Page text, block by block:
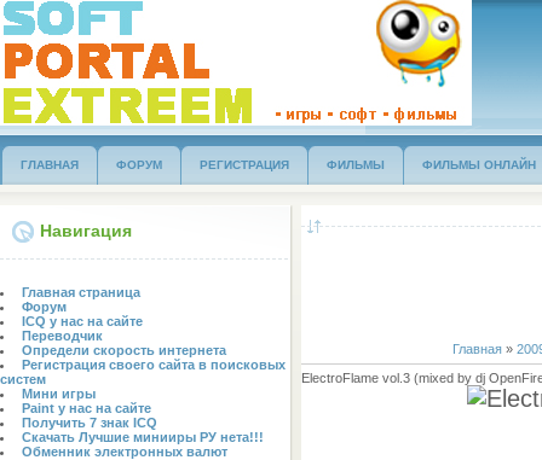
ГЛАВНАЯ ФОРУМ РЕГИСТРАЦИЯ ФИЛЬМЫ ФИЛЬМЫ ОНЛАЙН
Навигация
Главная страница
Форум
ICQ у нас на сайте
Переводчик
Определи скорость интернета
Регистрация своего сайта в поисковых
систем
Мини игры
Paint у нас на сайте
Получить 7 знак ICQ
Скачать Лучшие минииры РУ нета!!!
Обменник электронных валют
Главная»
ElectroFlame vol.3 (mixed by dj